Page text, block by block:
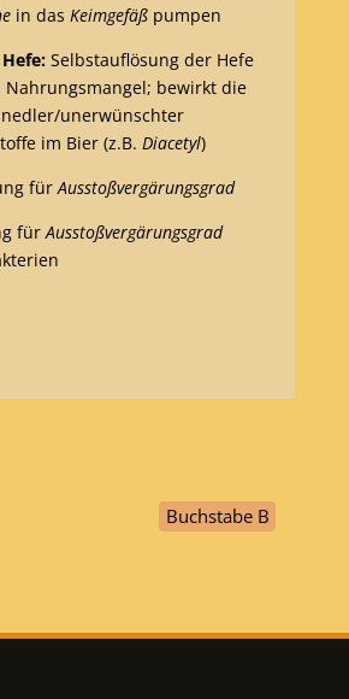
in das Keimgefäßpumpen
Selbstauflösung der Hefe
bewirkt die
unerwünschter
im Bier (z.B. Diacetyl)
für Ausstoßvergärungsgrad
für Ausstoßvergärungsgrad
Buchstabe B